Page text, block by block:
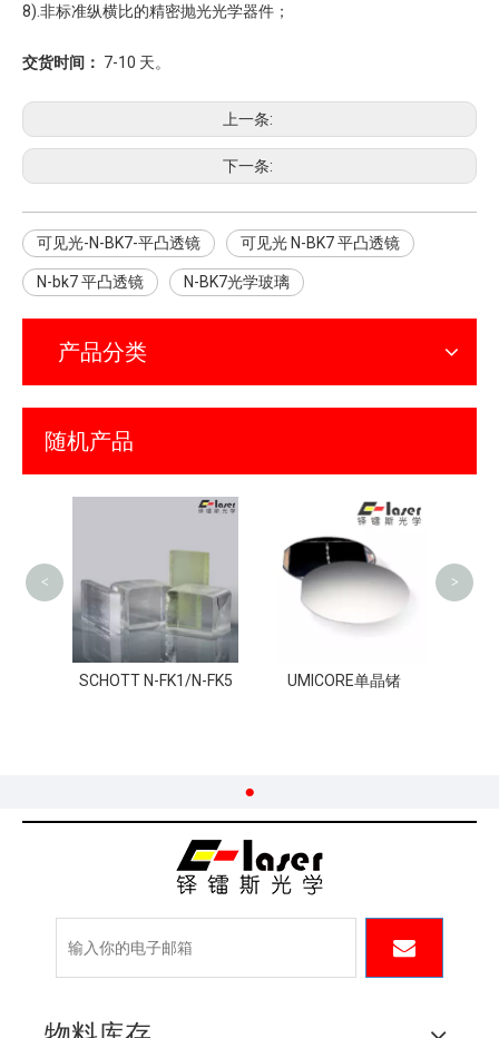
8).非标准纵横比的精密抛光光学器件；
交货时间： 7-10 天。
上一条:
下一条:
可见光-N-BK7-平凸透镜 可见光 N-BK7 平凸透镜
N-bk7 平凸透镜 N-BK7光学玻璃
产品分类
随机产品
SCHOTT N-FK1/N-FK5 UMICORE单晶锗
< >